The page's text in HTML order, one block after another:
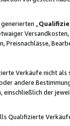
„
Preisnachlässe,
Verkäufe nicht
andere
der
Qualifizierte